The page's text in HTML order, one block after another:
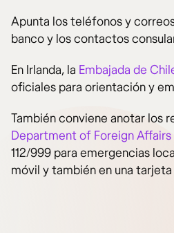
Apunta los teléfonos y
banco y los contactos
En Irlanda, la Embajada de
oficiales para orientación y
También conviene anotar los
Department of Foreign Affairs
112/999 para emergencias
móvil y también en una